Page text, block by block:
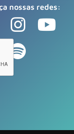
nossas redes: